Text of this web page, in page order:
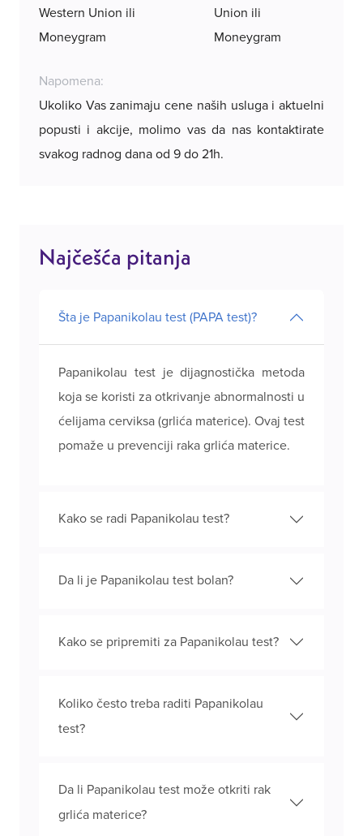
Union ili
Moneygram
Napomena:
Ukoliko Vas zanimaju cene naših usluga i aktuelni
popusti i akcije, molimo vas da nas kontaktirate
svakog radnog dana od 9 do 21h.
Najčešća pitanja
Šta je Papanikolau test (PAPA test)?
Papanikolau test je dijagnostička metoda
koja se koristi za otkrivanje abnormalnosti u
ćelijama cerviksa (grlića materice). Ovaj test
pomaže u prevenciji raka grlića materice.
Kako se radi Papanikolau test?
Da li je Papanikolau test bolan?
Kako se pripremiti za Papanikolau test?
Koliko često treba raditi Papanikolau
test?
Da li Papanikolau test može otkriti rak
grlića materice?